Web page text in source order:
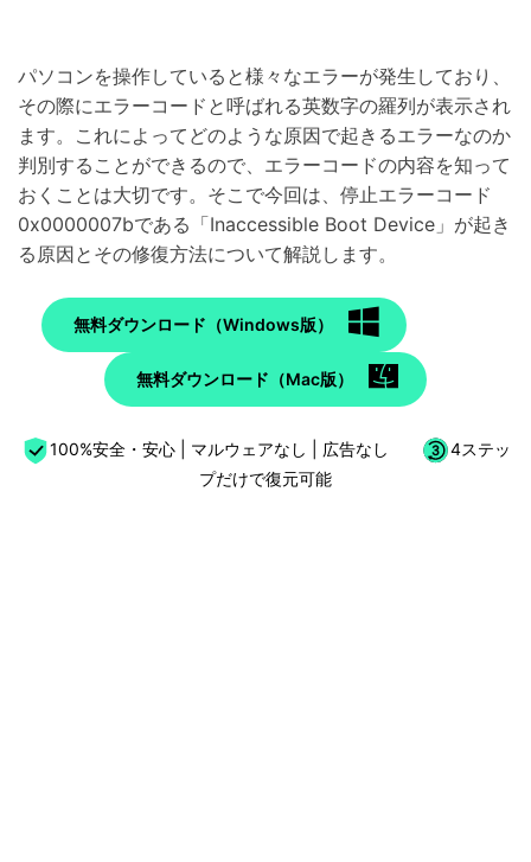
パソコンを操作していると様々なエラーが発生しており、
その際にエラーコードと呼ばれる英数字の羅列が表示され
ます。これによってどのような原因で起きるエラーなのか
判別することができるので、エラーコードの内容を知って
おくことは大切です。そこで今回は、停止エラーコード
0x0000007bである「Inaccessible Boot Device」が起き
る原因とその修復方法について解説します。
無料ダウンロード（Windows版）
無料ダウンロード（Mac版）
100%安全・安心 | マルウェアなし | 広告なし
4ステッ
プだけで復元可能